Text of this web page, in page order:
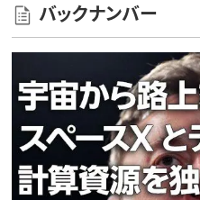
バックナンバー